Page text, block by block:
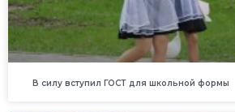
В силу вступил ГОСТ для школьной формы